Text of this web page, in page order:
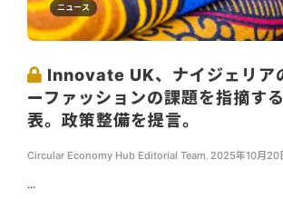
ニュース
Innovate UK、ナイジェリア
ーファッションの課題を指摘す
表。政策整備を提言。
Circular Economy Hub Editorial Team 2025年10月20
...